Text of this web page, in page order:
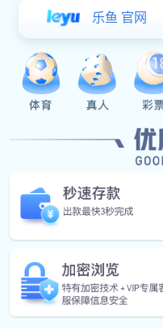
医疗器械行业亦常用该
金针体等进行清洁与去除
在实验室及研发环境中
部件或初期模具验证阶段
于工作台面或净化室内，
此外，小型磁力研磨机
标准紧固件的批量除屑处
震动研磨的产品上，该设
小型磁力研磨机适用于
金属或非金属部件处理，
间有限的应用场合。
标签